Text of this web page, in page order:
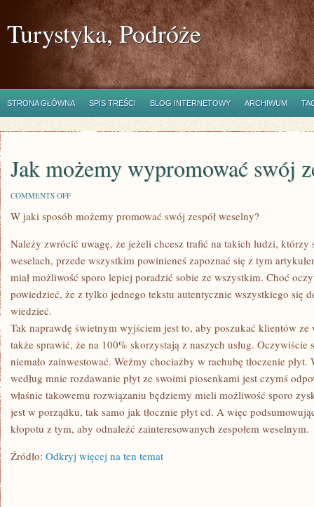
Turystyka, Podróże
STRONA GŁÓWNA SPIS TREŚCI BLOG INTERNETOWY ARCHIWUM
Jak możemy wypromować swój
COMMENTS OFFON
MOŻEMY
WYPROMOWAĆ
ZESPÓŁ
WESELNY?
W jaki sposób możemy promować swój zespół weselny?
Należy zwrócić uwagę, że jeżeli chcesz trafić na takich ludzi, którzy
weselach, przede wszystkim powinieneś zapoznać się z tym
miał możliwość sporo lepiej poradzić sobie ze wszystkim. Choć
powiedzieć, że z tylko jednego tekstu autentycznie wszystkiego się
wiedzieć.
Tak naprawdę świetnym wyjściem jest to, aby poszukać klientów
także sprawić, że na 100% skorzystają z naszych usług. Oczywiście
niemało zainwestować. Weźmy chociażby w rachubę tłoczenie
według mnie rozdawanie płyt ze swoimi piosenkami jest czymś
właśnie takowemu rozwiązaniu będziemy mieli możliwość sporo
jest w porządku, tak samo jak tłocznie płyt cd. A więc
kłopotu z tym, aby odnaleźć zainteresowanych zespołem weselnym.
Źródło: Odkryj więcej na ten temat